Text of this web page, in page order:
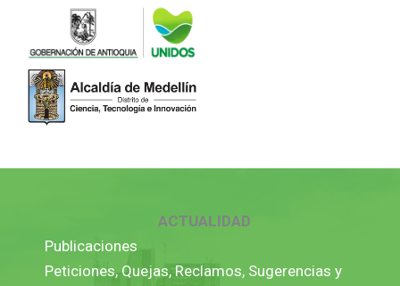
ACTUALIDAD
Publicaciones
Peticiones, Quejas, Reclamos, Sugerencias y